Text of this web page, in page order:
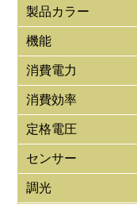
製品カラー
機能
消費電力
消費効率
定格電圧
センサー
調光